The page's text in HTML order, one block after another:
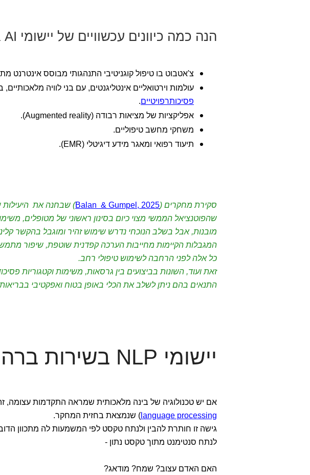
הנה כמה כיוונים עכשוויים של יישומי AI בבריאות הנפש:
צ'אטבוט בו טיפול קוגניטיבי התנהגותי מבוסס אינטרנט
עולמות וירטואליים אינטליגנטים, עם בני לוויה מלאכותיים,
פסיכותרפויטיים.
אפליקציות של מציאות רבודה (Augmented reality).
משחקי מחשב טיפוליים.
תיעוד רפואי ומאגר מידע דיגיטלי (EMR).
סקירת מחקרים (Balan & Gumpel, 2025
שהפוטנציאל הממשי מצוי כיום בסינון ראשוני של מטופלים,
מובנות, אבל בשלב הנוכחי נדרש שימוש זהיר ומוגבל בהקשר
המגבלות הקיימות מחייבות הערכה קפדנית שוטפת, שיפור
כל אלה לפני הרחבה לשימוש טיפולי רחב.
זאת ועוד, השונות בביצועים בין גרסאות, משימות וקטגוריות
התנאים בהם ניתן לשלב את הכלי באופן בטוח ואפקטיבי
יישומי NLP בשירות ברה״ן
אם יש טכנולוגיה של בינה מלאכותית שמראה התקדמות עצומה,
language processing ) שנמצאת בחזית המחקר.
גישה זו חותרת להבין ולנתח טקסט לפי המשמעות לה מתכוון
לנתח סנטימנט מתוך טקסט נתון -
האם האדם עצוב? שמח? מודאג?